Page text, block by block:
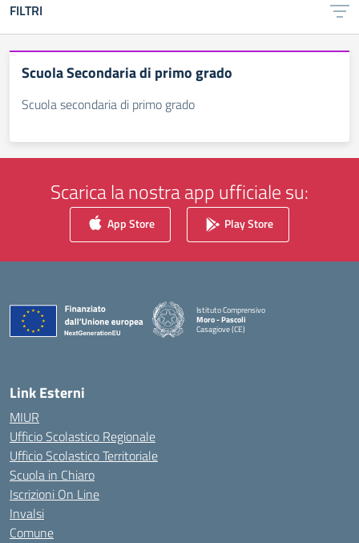
FILTRI
Scuola Secondaria di primo grado
Scuola secondaria di primo grado
Scarica la nostra app ufficiale su:
App Store Play Store
Istituto Comprensivo
Moro - Pascoli
Casagiove (CE)
— Visita la pagina iniziale della scuola
Link Esterni
MIUR
Ufficio Scolastico Regionale
Ufficio Scolastico Territoriale
Scuola in Chiaro
Iscrizioni On Line
Invalsi
Comune